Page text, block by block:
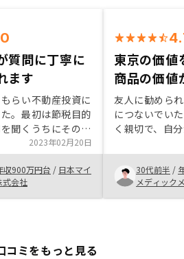
質問に丁寧に
ます
らい不動産投資に
。最初は節税目的
聞くうちにその他
たデメリットも理解
を始めようと決断
複数企業の話を聞き
の担当者の方は
者である私からの
をできると感じま
2023年02月20日
収900万円台 / 日本マイ
式会社
東京の価値
商品の価値
友人に勧めら
につないでい
く親切で、自
と信頼してい
り、安心につ
「30〜50年
と変わらず多
続ける」とい
30代前半 /
メディック
コミをもっと見る